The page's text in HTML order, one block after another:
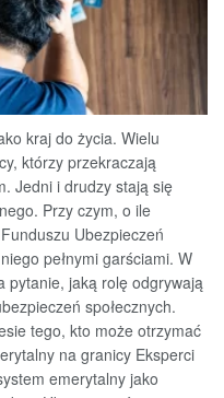
kraj do życia. Wielu
którzy przekraczają
Jedni i drudzy stają się
Przy czym, o ile
Ubezpieczeń
pełnymi garściami. W
pytanie, jaką rolę odgrywają
społecznych.
tego, kto może otrzymać
na granicy Eksperci
emerytalny jako